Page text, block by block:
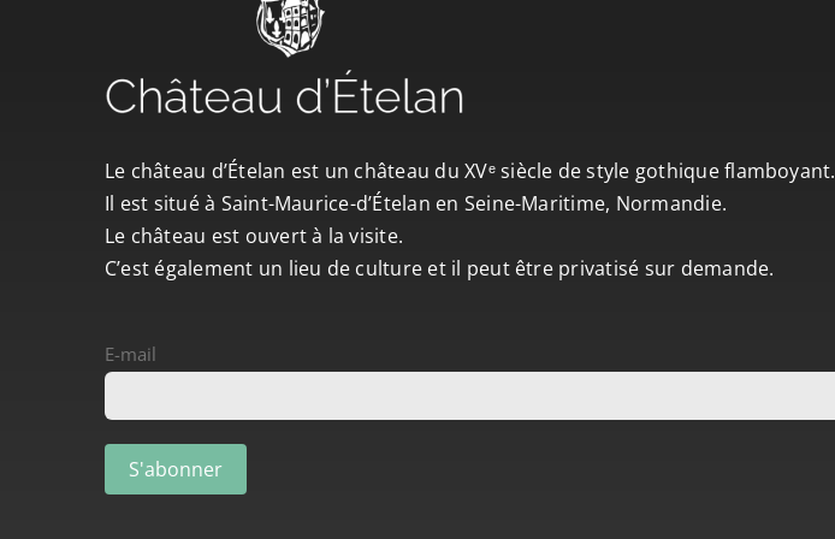
Le château d’Ételan est un château du XVᵉ siècle de style gothique flamboyant.
Il est situé à Saint-Maurice-d’Ételan en Seine-Maritime, Normandie.
Le château est ouvert à la visite.
C’est également un lieu de culture et il peut être privatisé sur demande.
E-mail